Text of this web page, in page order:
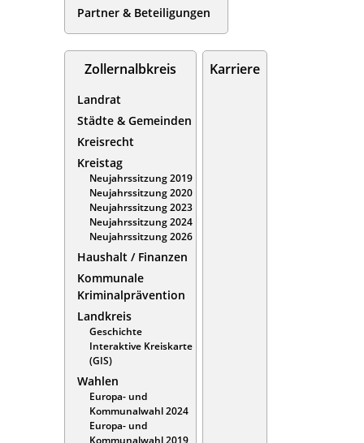
Partner & Beteiligungen
Zollernalbkreis
Landrat
Städte & Gemeinden
Kreisrecht
Kreistag
Neujahrssitzung 2019
Neujahrssitzung 2020
Neujahrssitzung 2023
Neujahrssitzung 2024
Neujahrssitzung 2026
Haushalt / Finanzen
Kommunale
Kriminalprävention
Landkreis
Geschichte
Interaktive Kreiskarte
(GIS)
Wahlen
Europa- und
Kommunalwahl 2024
Europa- und
Kommunalwahl 2019
Karriere